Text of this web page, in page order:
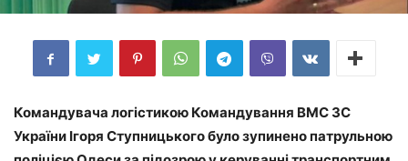
Командувача логістикою Командування ВМС ЗС
України Ігоря Ступницького було зупинено патрульною